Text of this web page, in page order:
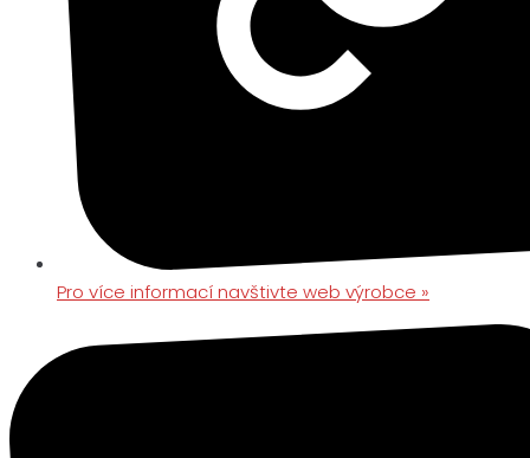
Pro více informací navštivte web výrobce »